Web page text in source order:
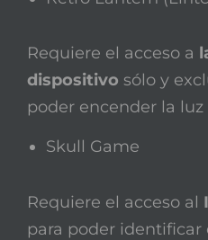
Requiere el acceso a
dispositivo sólo y
poder encender la luz
Skull Game
Requiere el acceso al
para poder identificar